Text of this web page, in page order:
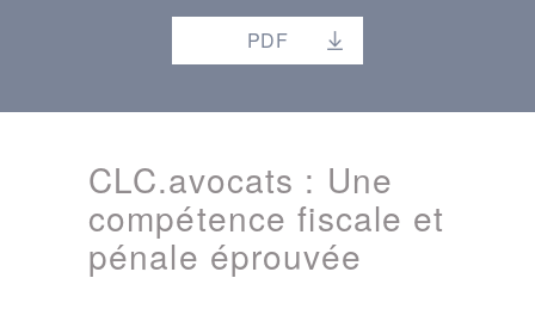
PDF
CLC.avocats : Une
compétence fiscale et
pénale éprouvée